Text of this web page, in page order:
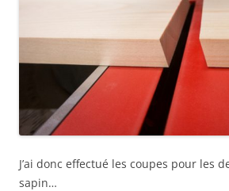
J’ai donc effectué les coupes pour les
sapin…